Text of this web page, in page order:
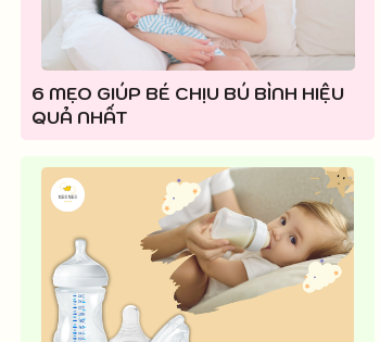
6 MẸO GIÚP BÉ CHỊU BÚ BÌNH HIỆU
QUẢ NHẤT